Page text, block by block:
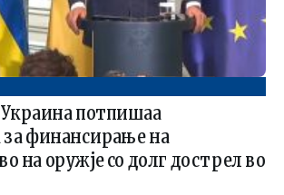
Украина потпишаа
за финансирање на
на оружје со долг дострел во